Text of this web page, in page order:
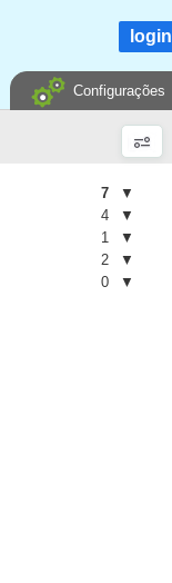
login
Configurações
7
▼
4
▼
1
▼
2
▼
0 ▼